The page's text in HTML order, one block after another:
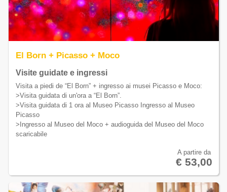
El Born + Picasso + Moco
Visite guidate e ingressi
Visita a piedi de “El Born” + ingresso ai musei Picasso e Moco:
>Visita guidata di un'ora a “El Born”.
>Visita guidata di 1 ora al Museo Picasso Ingresso al Museo
Picasso
>Ingresso al Museo del Moco + audioguida del Museo del Moco
scaricabile
A partire da
€ 53,00